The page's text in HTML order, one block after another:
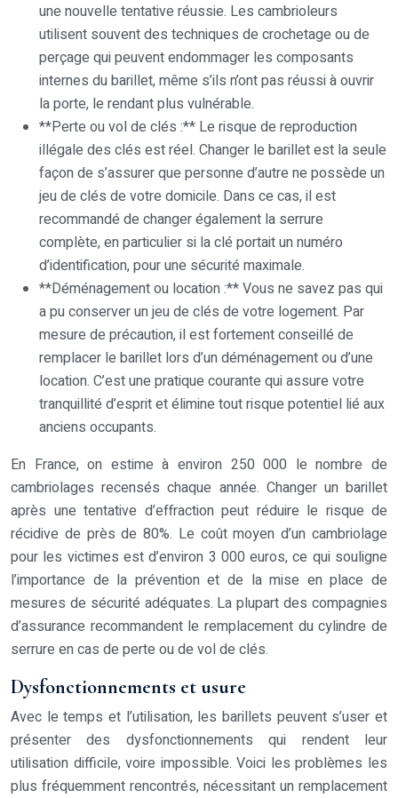
une nouvelle tentative réussie. Les cambrioleurs
utilisent souvent des techniques de crochetage ou de
perçage qui peuvent endommager les composants
internes du barillet, même s’ils n’ont pas réussi à ouvrir
la porte, le rendant plus vulnérable.
**Perte ou vol de clés :** Le risque de reproduction
illégale des clés est réel. Changer le barillet est la seule
façon de s’assurer que personne d’autre ne possède un
jeu de clés de votre domicile. Dans ce cas, il est
recommandé de changer également la serrure
complète, en particulier si la clé portait un numéro
d’identification, pour une sécurité maximale.
**Déménagement ou location :** Vous ne savez pas qui
a pu conserver un jeu de clés de votre logement. Par
mesure de précaution, il est fortement conseillé de
remplacer le barillet lors d’un déménagement ou d’une
location. C’est une pratique courante qui assure votre
tranquillité d’esprit et élimine tout risque potentiel lié aux
anciens occupants.
En France, on estime à environ 250 000 le nombre de
cambriolages recensés chaque année. Changer un barillet
après une tentative d’effraction peut réduire le risque de
récidive de près de 80%. Le coût moyen d’un cambriolage
pour les victimes est d’environ 3 000 euros, ce qui souligne
l’importance de la prévention et de la mise en place de
mesures de sécurité adéquates. La plupart des compagnies
d’assurance recommandent le remplacement du cylindre de
serrure en cas de perte ou de vol de clés.
Dysfonctionnements et usure
Avec le temps et l’utilisation, les barillets peuvent s’user et
présenter des dysfonctionnements qui rendent leur
utilisation difficile, voire impossible. Voici les problèmes les
plus fréquemment rencontrés, nécessitant un remplacement